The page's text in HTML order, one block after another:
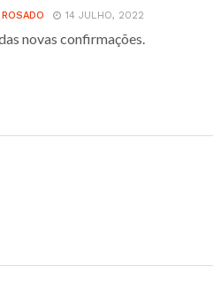
14 JULHO, 2022
novas confirmações.